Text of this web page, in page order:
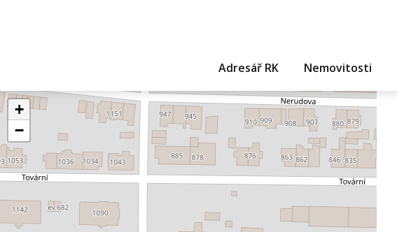
Adresář RK Nemovitosti
+
−